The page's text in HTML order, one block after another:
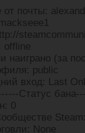
от почты:
offline
наиграно (за
public
вход: Last
Статус
0
None